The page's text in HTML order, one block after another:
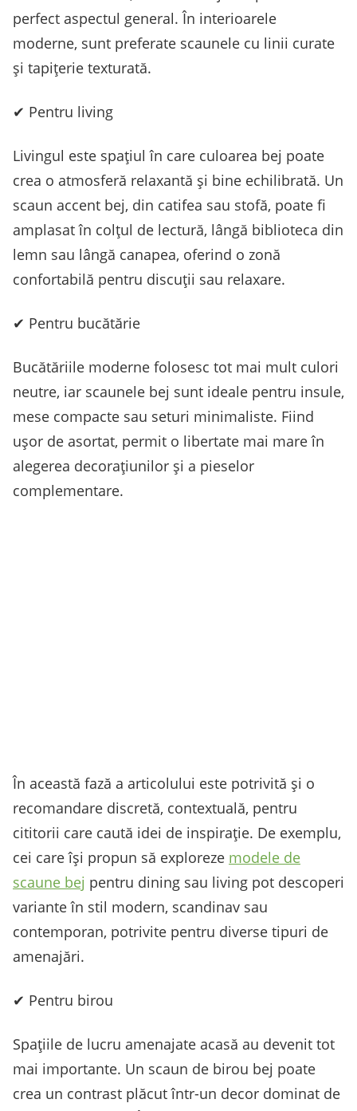
perfect aspectul general. În interioarele
moderne, sunt preferate scaunele cu linii curate
și tapițerie texturată.
✔ Pentru living
Livingul este spațiul în care culoarea bej poate
crea o atmosferă relaxantă și bine echilibrată. Un
scaun accent bej, din catifea sau stofă, poate fi
amplasat în colțul de lectură, lângă biblioteca din
lemn sau lângă canapea, oferind o zonă
confortabilă pentru discuții sau relaxare.
✔ Pentru bucătărie
Bucătăriile moderne folosesc tot mai mult culori
neutre, iar scaunele bej sunt ideale pentru insule,
mese compacte sau seturi minimaliste. Fiind
ușor de asortat, permit o libertate mai mare în
alegerea decorațiunilor și a pieselor
complementare.
În această fază a articolului este potrivită și o
recomandare discretă, contextuală, pentru
cititorii care caută idei de inspirație. De exemplu,
cei care își propun să exploreze modele de
scaune bej pentru dining sau living pot descoperi
variante în stil modern, scandinav sau
contemporan, potrivite pentru diverse tipuri de
amenajări.
✔ Pentru birou
Spațiile de lucru amenajate acasă au devenit tot
mai importante. Un scaun de birou bej poate
crea un contrast plăcut într-un decor dominat de